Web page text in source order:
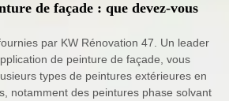
de façade : que devez-vous
par KW Rénovation 47. Un leader
de peinture de façade, vous
types de peintures extérieures en
notamment des peintures phase solvant